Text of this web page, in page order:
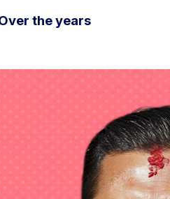
the years